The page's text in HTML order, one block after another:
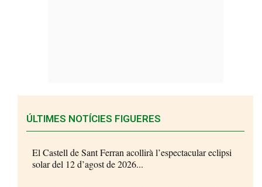
ÚLTIMES NOTÍCIES FIGUERES
El Castell de Sant Ferran acollirà l’espectacular eclipsi
solar del 12 d’agost de 2026...